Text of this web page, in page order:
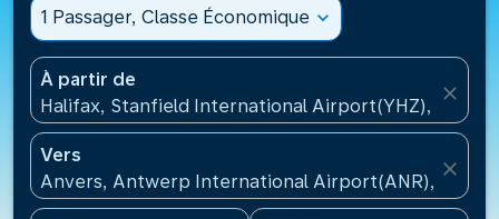
1 Passager, Classe Économique expand_more
À partir de
Halifax, Stanfield International Airport(YHZ),
close
Vers
Anvers, Antwerp International Airport(ANR),
close